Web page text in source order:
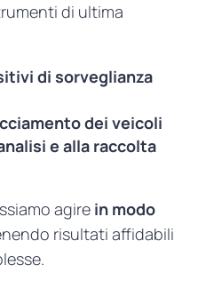
di ultima
di sorveglianza
dei veicoli
e alla raccolta
agire in modo
risultati affidabili